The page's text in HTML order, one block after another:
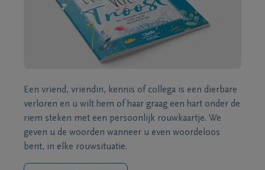
Een vriend, vriendin, kennis of collega is een dierbare
verloren en u wilt hem of haar graag een hart onder de
riem steken met een persoonlijk rouwkaartje. We
geven u de woorden wanneer u even woordeloos
bent, in elke rouwsituatie.